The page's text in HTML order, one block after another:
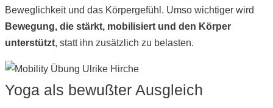
Beweglichkeit und das Körpergefühl. Umso wichtiger wird
Bewegung, die stärkt, mobilisiert und den Körper
unterstützt, statt ihn zusätzlich zu belasten.
Yoga als bewußter Ausgleich